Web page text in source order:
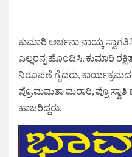
ಕುಮಾರಿ ಅರ್ಚನಾ ನಾಯ್ಕ
ಎಲ್ಲರನ್ನ ಹೊಂದಿಸಿ, ಕುಮಾರಿ
ನಿರೂಪಣೆ ಗೈದರು,
ಪ್ರೊ.ಮಮತಾ ಮರಾಠಿ, ಪ್ರೊ ಸ್ವಾತಿ
ಹಾಜರಿದ್ದರು.